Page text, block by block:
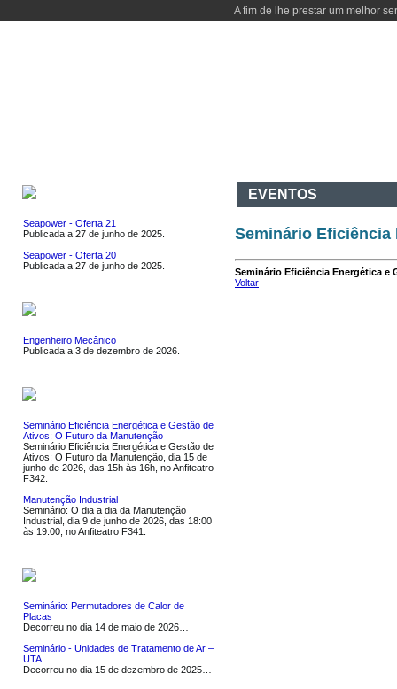
A fim de lhe prestar um melhor
Seapower - Oferta 21
Publicada a 27 de junho de 2025.
Seapower - Oferta 20
Publicada a 27 de junho de 2025.
Engenheiro Mecânico
Publicada a 3 de dezembro de 2026.
Seminário Eficiência Energética e Gestão de
Ativos: O Futuro da Manutenção
Seminário Eficiência Energética e Gestão de
Ativos: O Futuro da Manutenção, dia 15 de
junho de 2026, das 15h às 16h, no Anfiteatro
F342.
Manutenção Industrial
Seminário: O dia a dia da Manutenção
Industrial, dia 9 de junho de 2026, das 18:00
às 19:00, no Anfiteatro F341.
Seminário: Permutadores de Calor de
Placas
Decorreu no dia 14 de maio de 2026…
Seminário - Unidades de Tratamento de Ar –
UTA
Decorreu no dia 15 de dezembro de 2025…
EVENTOS
Seminário Eficiência
Seminário Eficiência Energética e
Voltar